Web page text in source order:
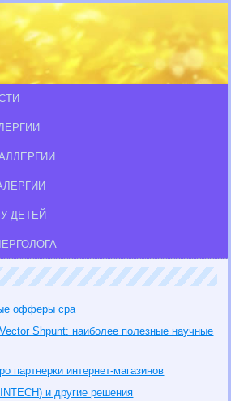
ДЕТЕЙ
офферы cpa
Shpunt: наиболее полезные научные
партнерки интернет-магазинов
и другие решения